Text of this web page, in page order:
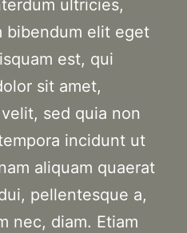
ultricies,
bibendum elit eget
est, qui
sit amet,
sed quia non
incidunt ut
aliquam quaerat
pellentesque a,
nec, diam. Etiam